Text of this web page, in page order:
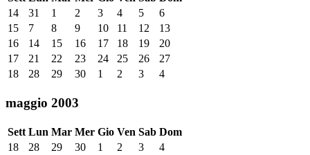
14
31 1 2 3 4 5
6
15
7 8 9 10 11 12
13
16
14 15 16 17 18 19
20
17
21 22 23 24 25 26
27
18
28 29 30 1 2 3 4
maggio 2003
Sett Lun Mar Mer Gio Ven Sab Dom
18
28 29 30 1 2 3
4